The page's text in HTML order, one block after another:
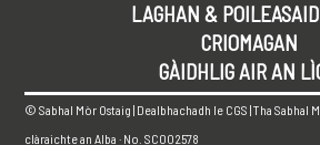
LAGHAN &
CRIOMAGAN
GÀIDHLIG AIR AN
© Sabhal Mòr Ostaig | Dealbhachadh le CGS | Tha Sabhal
clàraichte an Alba · No. SC002578